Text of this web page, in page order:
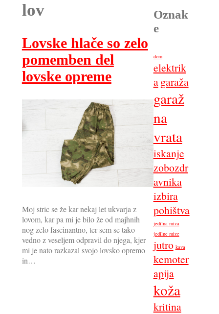
lov
Lovske hlače so zelo
pomemben del
lovske opreme
Moj stric se že kar nekaj let ukvarja z
lovom, kar pa mi je bilo že od majhnih
nog zelo fascinantno, ter sem se tako
vedno z veseljem odpravil do njega, kjer
mi je nato razkazal svojo lovsko opremo
in…
Oznak
e
dom
elektrik
agaraža
garaž
na
vrata
iskanje
zobozdr
avnika
izbira
pohištva
jedilna miza
jedilne mize
jutro kava
kemoter
apija
koža
kritina